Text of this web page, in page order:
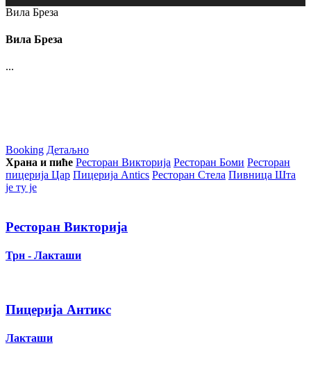
Вила Бреза
Вила Бреза
...
Booking Детаљно
Храна и пиће Ресторан Викторија Ресторан Боми Ресторан
пицерија Цар Пицерија Аntics Ресторан Стела Пивница Шта
је ту је
Ресторан Викторија
Трн - Лакташи
Пицерија Антикс
Лакташи